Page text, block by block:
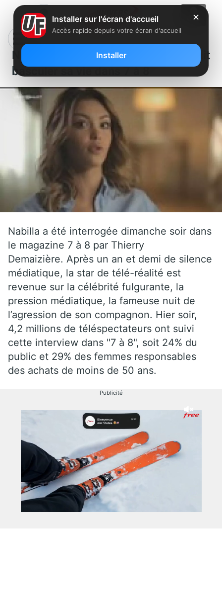
Nabilla raconte la nuit qui a fait
basculer sa vie dans 7 à 8
Nabilla a été interrogée dimanche soir dans
le magazine 7 à 8 par Thierry
Demaizière. Après un an et demi de silence
médiatique, la star de télé-réalité est
revenue sur la célébrité fulgurante, la
pression médiatique, la fameuse nuit de
l’agression de son compagnon. Hier soir,
4,2 millions de téléspectateurs ont suivi
cette interview dans "7 à 8", soit 24% du
public et 29% des femmes responsables
des achats de moins de 50 ans.
Publicité
✕
Installer sur l'écran d'accueil
Accès rapide depuis votre écran d'accueil
Installer